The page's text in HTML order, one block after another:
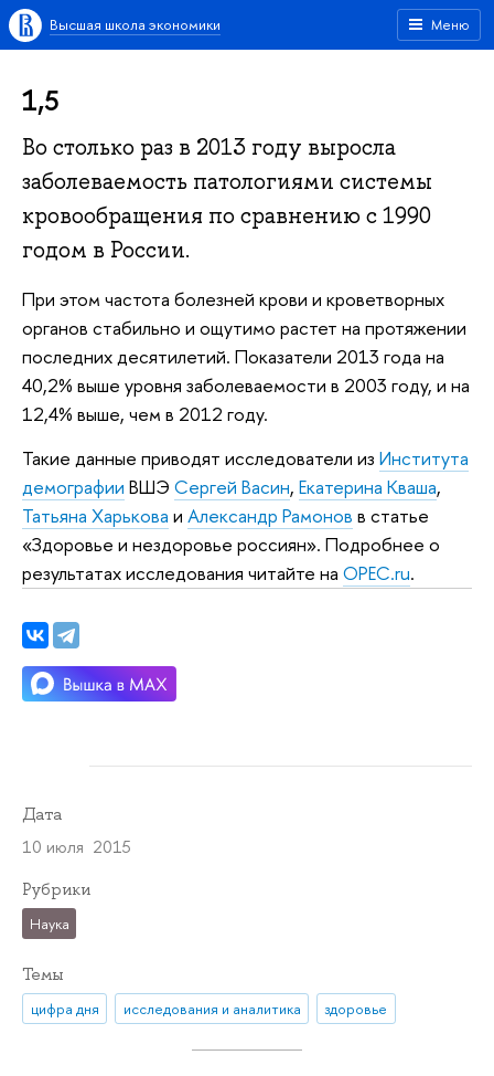
Меню
Высшая школа экономики
1,5
Во столько раз в 2013 году выросла
заболеваемость патологиями системы
кровообращения по сравнению с 1990
годом в России.
При этом частота болезней крови и кроветворных
органов стабильно и ощутимо растет на протяжении
последних десятилетий. Показатели 2013 года на
40,2% выше уровня заболеваемости в 2003 году, и на
12,4% выше, чем в 2012 году.
Такие данные приводят исследователи из Института
демографии ВШЭ Сергей Васин, Екатерина Кваша,
Татьяна Харькова и Александр Рамонов в статье
«Здоровье и нездоровье россиян». Подробнее о
результатах исследования читайте на OPEC.ru.
Дата
10 июля 2015
Рубрики
Наука
Темы
цифра дня исследования и аналитика здоровье